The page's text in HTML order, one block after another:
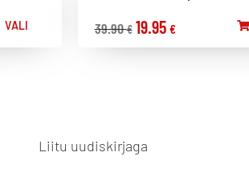
VALI
39.90€ 19.95 €
Liitu uudiskirjaga